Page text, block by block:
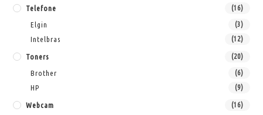
Telefone (16)
Elgin (3)
Intelbras (12)
Toners (20)
Brother (6)
HP (9)
Webcam (16)